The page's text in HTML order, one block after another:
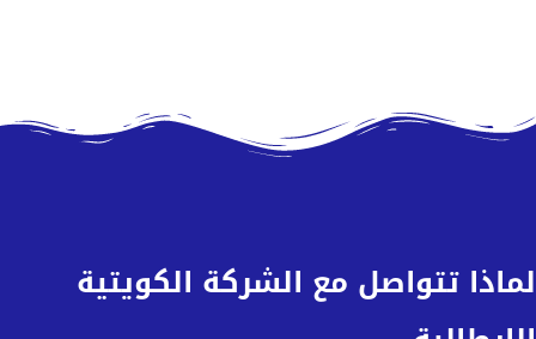
لماذا تتواصل مع الشركة الكويتية